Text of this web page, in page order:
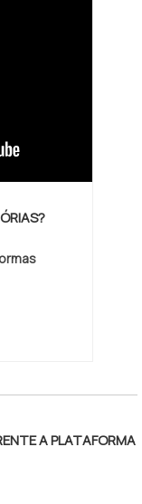
eficiência
de cada
A PLATAFORMA